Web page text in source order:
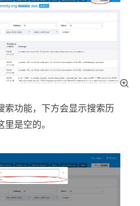
索功能，下方会显示搜索历
是空的。